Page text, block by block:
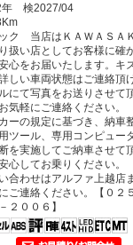
年 検2027/04
ク 当店はＫＡＷＡＳＡ
扱い店としてお客様に確
心をお届いたします。キ
しい車両状態はご連絡頂
にて写真をお送りさせて
気軽にご連絡ください。
ーの規定に基づき、納車
ツール、専用コンピュー
を実施してご納車させて
心してお乗りください。
合わせはアルファ上越店
ご連絡ください。【０２
２００６】